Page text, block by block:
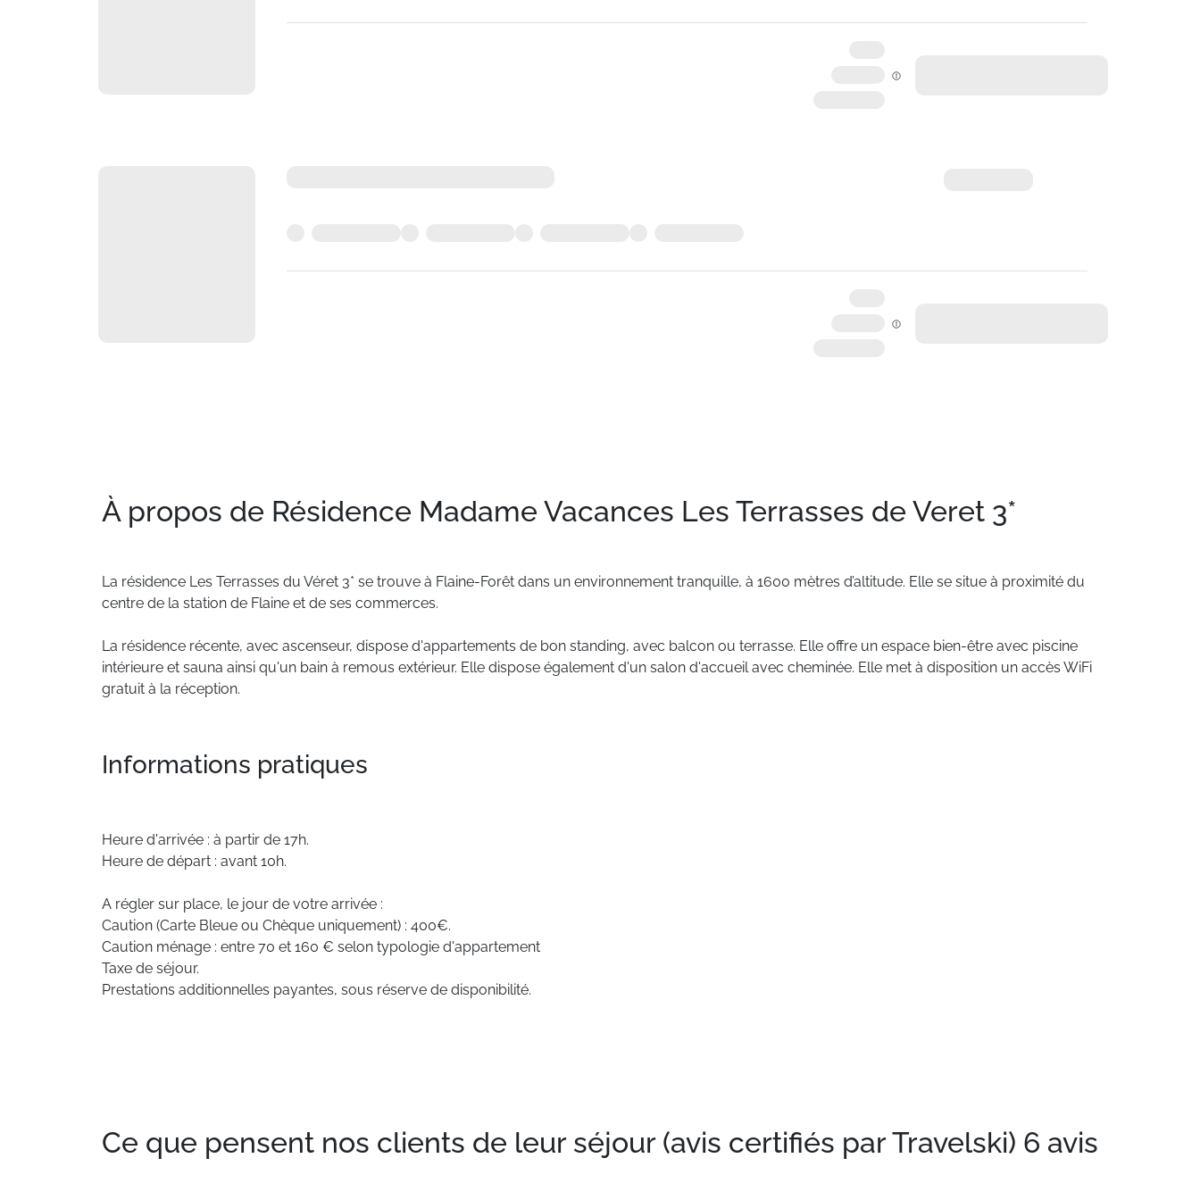
À propos de Résidence Madame Vacances Les Terrasses de Veret 3*
La résidence Les Terrasses du Véret 3* se trouve à Flaine-Forêt dans un environnement tranquille, à 1600 mètres d’altitude. Elle se situe à proximité du
centre de la station de Flaine et de ses commerces.
La résidence récente, avec ascenseur, dispose d'appartements de bon standing, avec balcon ou terrasse. Elle offre un espace bien-être avec piscine
intérieure et sauna ainsi qu'un bain à remous extérieur. Elle dispose également d'un salon d'accueil avec cheminée. Elle met à disposition un accès WiFi
gratuit à la réception.
Informations pratiques
Heure d'arrivée : à partir de 17h.
Heure de départ : avant 10h.
A régler sur place, le jour de votre arrivée :
Caution (Carte Bleue ou Chèque uniquement) : 400€.
Caution ménage : entre 70 et 160 € selon typologie d'appartement
Taxe de séjour.
Prestations additionnelles payantes, sous réserve de disponibilité.
Ce que pensent nos clients de leur séjour (avis certifiés par Travelski) 6 avis